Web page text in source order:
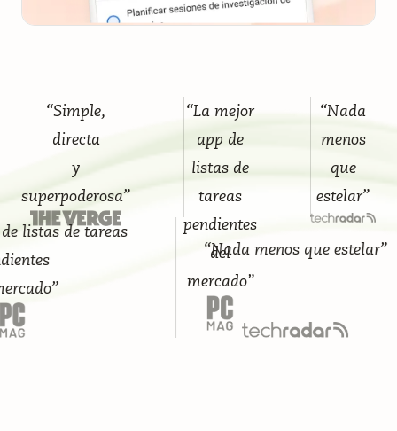
“Simple,
directa
y
superpoderosa”
“La mejor
app de
listas de
tareas
pendientes
del
mercado”
“Nada
menos
que
estelar”
de tareas
“Nada menos que estelar”